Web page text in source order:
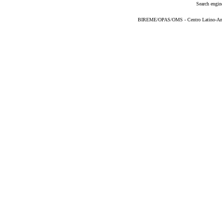
Search
BIREME/OPAS/OMS - Centro Latino-